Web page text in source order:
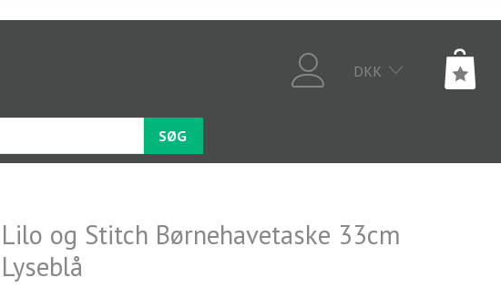
DKK
SØG
Lilo og Stitch Børnehavetaske 33cm
Lyseblå